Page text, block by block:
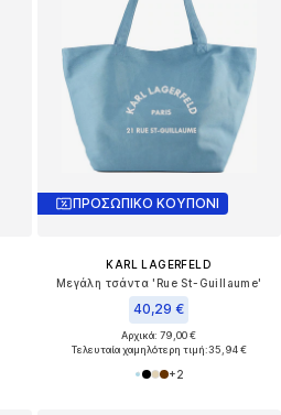
ΠΡΟΣΩΠΙΚΟ ΚΟΥΠΟΝΙ
KARL LAGERFELD
Μεγάλη τσάντα 'Rue St-Guillaume'
40,29 €
Αρχικά: 79,00 €
Τελευταία χαμηλότερη τιμή:35,94 €
+2